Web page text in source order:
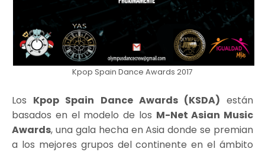
Kpop Spain Dance Awards 2017
Los Kpop Spain Dance Awards (KSDA)​ están
basados en el modelo de los M-Net Asian Music
Awards​, una gala hecha en Asia donde se premian
a los mejores grupos del continente en el ámbito